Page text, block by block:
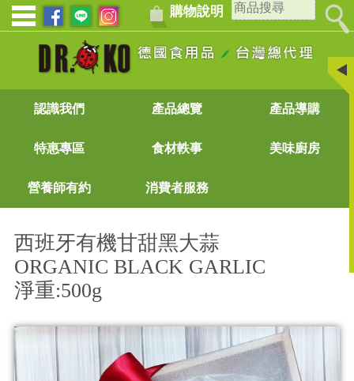
購物說明
認識我們 產品總覽 產品導購
特惠專區 食材軼事 美味廚房
營養師有約 消費者服務
西班牙有機甘甜黑大蒜
ORGANIC BLACK GARLIC
淨重:500g